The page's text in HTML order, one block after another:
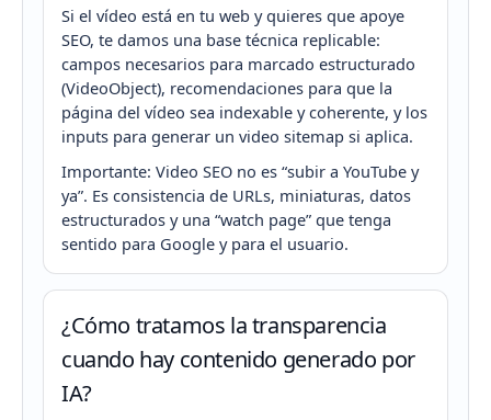
Si el vídeo está en tu web y quieres que apoye
SEO, te damos una base técnica replicable:
campos necesarios para marcado estructurado
(VideoObject), recomendaciones para que la
página del vídeo sea indexable y coherente, y los
inputs para generar un video sitemap si aplica.
Importante: Video SEO no es “subir a YouTube y
ya”. Es consistencia de URLs, miniaturas, datos
estructurados y una “watch page” que tenga
sentido para Google y para el usuario.
¿Cómo tratamos la transparencia
cuando hay contenido generado por
IA?